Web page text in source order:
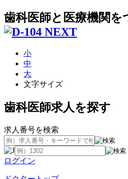
歯科医師と医療機関を
小
中
大
文字サイズ
歯科医師求人を探す
求人番号を検索
ログイン